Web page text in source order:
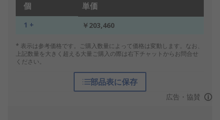
個 単価
1 + ￥203,460
* 表示は参考価格です。ご購入数量によって価格は変動します。なお、
上記数量を大きく超える大量ご購入の際は右下チャットからお問合せ
ください。
部品表に保存
広告・協賛